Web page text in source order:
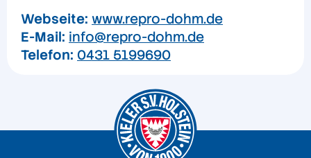
Webseite: www.repro-dohm.de
E-Mail: info@repro-dohm.de
Telefon: 0431 5199690